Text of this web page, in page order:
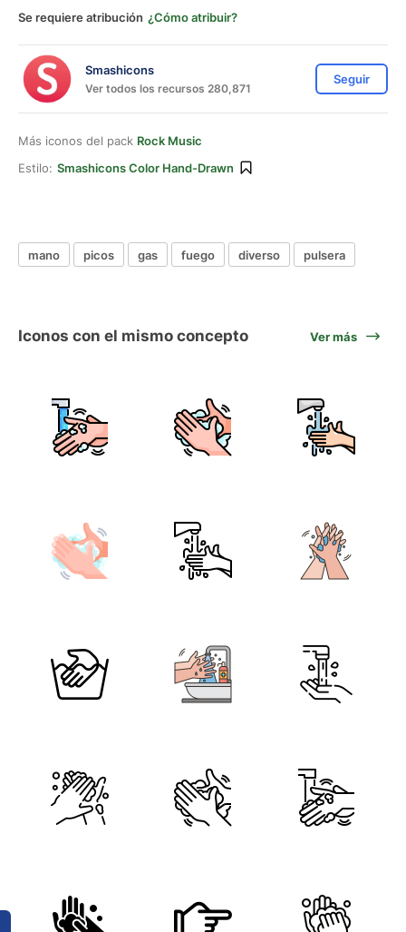
Se requiere atribución ¿Cómo atribuir?
Smashicons
Ver todos los recursos 280,871
Seguir
Más iconos del pack Rock Music
Estilo: Smashicons Color Hand-Drawn
mano picos gas fuego diverso pulsera
Iconos con el mismo concepto Ver más